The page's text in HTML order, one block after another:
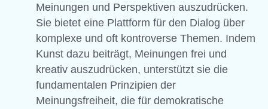
Meinungen und Perspektiven auszudrücken.
Sie bietet eine Plattform für den Dialog über
komplexe und oft kontroverse Themen. Indem
Kunst dazu beiträgt, Meinungen frei und
kreativ auszudrücken, unterstützt sie die
fundamentalen Prinzipien der
Meinungsfreiheit, die für demokratische